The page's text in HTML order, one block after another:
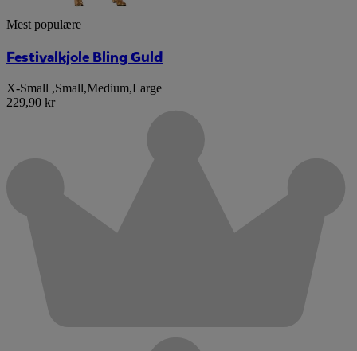
Mest populære
Festivalkjole Bling Guld
X-Small ,Small,Medium,Large
229,90 kr